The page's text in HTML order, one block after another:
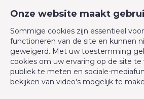
Verdiepingen - aantal
Gebouw
Parking binnen
Onze website maakt
Sommige cookies zijn essentieel
functioneren van de site en kunnen
geweigerd. Met uw toestemming
cookies om uw ervaring op de site te
publiek te meten en sociale-
bekijken van video's mogelijk te
CM Properties
1640 Rhode-Saint-
+32 2 899 35 35
+32 478 23 05 05
info@cmproperties.be